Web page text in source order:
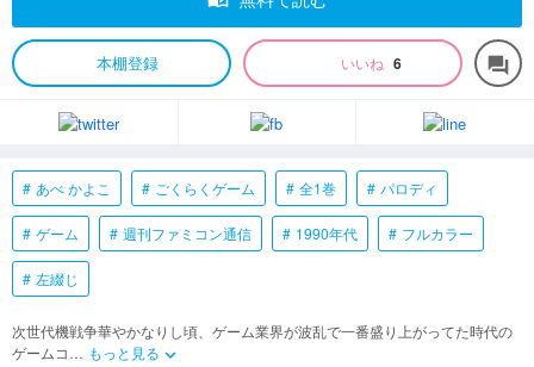
本棚登録 いいね 6 forum
あべ かよこ ごくらくゲーム 全1巻 パロディ
ゲーム 週刊ファミコン通信 1990年代 フルカラー
左綴じ
次世代機戦争華やかなりし頃、ゲーム業界が波乱で一番盛り上がってた時代の
ゲームコ… もっと見る keyboard_arrow_down